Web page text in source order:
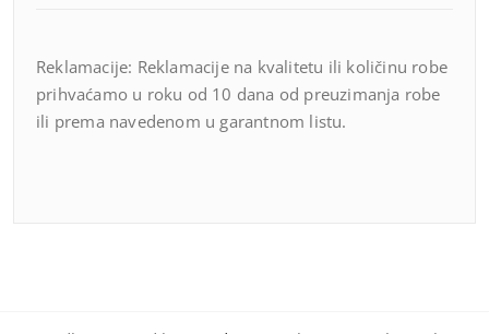
Reklamacije: Reklamacije na kvalitetu ili količinu robe
prihvaćamo u roku od 10 dana od preuzimanja robe
ili prema navedenom u garantnom listu.